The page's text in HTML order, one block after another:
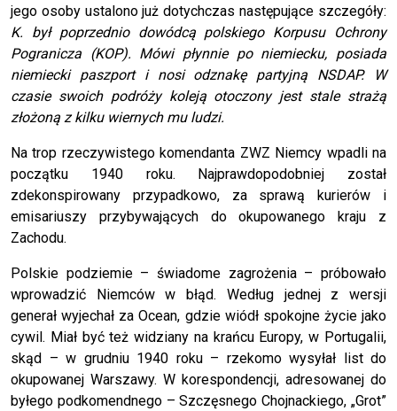
jego osoby ustalono już dotychczas następujące szczegóły:
K. był poprzednio dowódcą polskiego Korpusu Ochrony
Pogranicza (KOP). Mówi płynnie po niemiecku, posiada
niemiecki paszport i nosi odznakę partyjną NSDAP. W
czasie swoich podróży koleją otoczony jest stale strażą
złożoną z kilku wiernych mu ludzi.
Na trop rzeczywistego komendanta ZWZ Niemcy wpadli na
początku 1940 roku. Najprawdopodobniej został
zdekonspirowany przypadkowo, za sprawą kurierów i
emisariuszy przybywających do okupowanego kraju z
Zachodu.
Polskie podziemie – świadome zagrożenia – próbowało
wprowadzić Niemców w błąd. Według jednej z wersji
generał wyjechał za Ocean, gdzie wiódł spokojne życie jako
cywil. Miał być też widziany na krańcu Europy, w Portugalii,
skąd – w grudniu 1940 roku – rzekomo wysyłał list do
okupowanej Warszawy. W korespondencji, adresowanej do
byłego podkomendnego – Szczęsnego Chojnackiego, „Grot”